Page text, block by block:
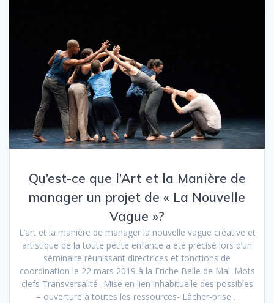
Qu’est-ce que l’Art et la Manière de
manager un projet de « La Nouvelle
Vague »?
L’art et la manière de manager la nouvelle vague créative et
artistique de la toute petite enfance a été précisé lors d’un
séminaire réunissant directrices et fonctions de
coordination le 22 mars 2019 à la Friche Belle de Mai. Mots
clefs Transversalité- Mise en lien inhabituelle des possibles
– ouverture à toutes les ressources- Lâcher-prise…